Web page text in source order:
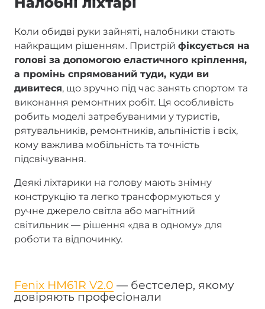
Коли обидві руки зайняті, налобники стають
найкращим рішенням. Пристрій фіксується на
голові за допомогою еластичного кріплення,
а промінь спрямований туди, куди ви
дивитеся, що зручно під час занять спортом та
виконання ремонтних робіт. Ця особливість
робить моделі затребуваними у туристів,
рятувальників, ремонтників, альпіністів і всіх,
кому важлива мобільність та точність
підсвічування.
Деякі ліхтарики на голову мають знімну
конструкцію та легко трансформуються у
ручне джерело світла або магнітний
світильник — рішення «два в одному» для
роботи та відпочинку.
Fenix HM61R V2.0 — бестселер, якому
довіряють професіонали